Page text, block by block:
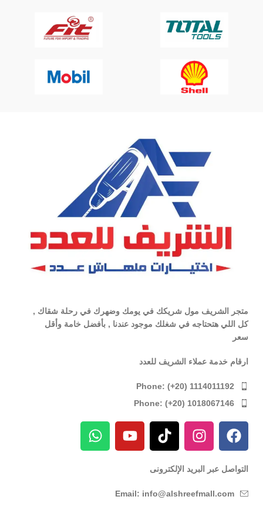
متجر الشريف مول شريكك في يومك وضهرك في رحلة شقاك ,
كل اللي هتحتاجه في شغلك موجود عندنا , بأفضل خامة وأقل
سعر
ارقام خدمة عملاء الشريف للعدد
Phone: (+20) 1114011192
Phone: (+20) 1018067146
التواصل عبر البريد الإلكترونى
Email: info@alshreefmall.com